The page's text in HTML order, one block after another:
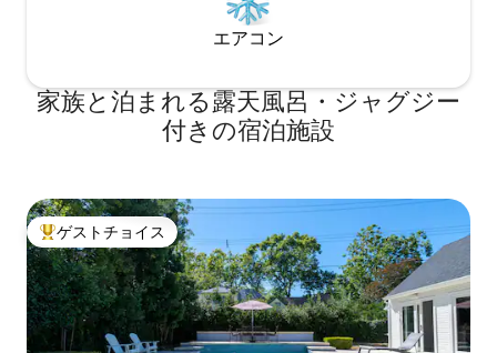
エアコン
家族と泊まれる露天風呂・ジャグジー
付きの宿泊施設
大好評のゲストチョイスです。
ゲストチョイス